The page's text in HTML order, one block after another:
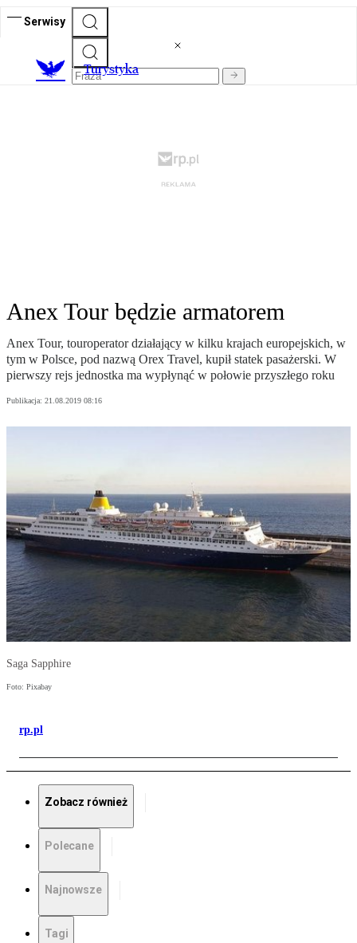
Serwisy
Turystyka
Anex Tour będzie armatorem
Anex Tour, touroperator działający w kilku krajach europejskich, w
tym w Polsce, pod nazwą Orex Travel, kupił statek pasażerski. W
pierwszy rejs jednostka ma wypłynąć w połowie przyszłego roku
Publikacja: 21.08.2019 08:16
Saga Sapphire
Foto: Pixabay
rp.pl
Zobacz również
Polecane
Najnowsze
Tagi